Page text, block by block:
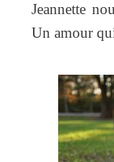
Jeannette
Un amour